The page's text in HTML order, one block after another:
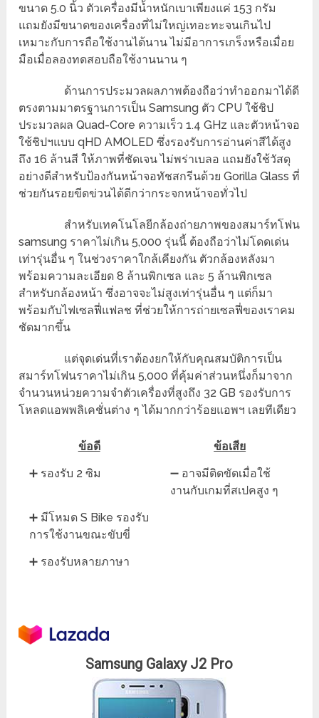
ขนาด 5.0 นิ้ว ตัวเครื่องมีน้ำหนักเบาเพียงแค่ 153 กรัม
แถมยังมีขนาดของเครื่องที่ไม่ใหญ่เทอะทะจนเกินไป
เหมาะกับการถือใช้งานได้นาน ไม่มีอาการเกร็งหรือเมื่อย
มือเมื่อลองทดสอบถือใช้งานนาน ๆ
ด้านการประมวลผลภาพต้องถือว่าทำออกมาได้ดี
ตรงตามมาตรฐานการเป็น Samsung ตัว CPU ใช้ชิป
ประมวลผล Quad-Core ความเร็ว 1.4 GHz และตัวหน้าจอ
ใช้ชิปฯแบบ qHD AMOLED ซึ่งรองรับการอ่านค่าสีได้สูง
ถึง 16 ล้านสี ให้ภาพที่ชัดเจน ไม่พร่าเบลอ แถมยังใช้วัสดุ
อย่างดีสำหรับป้องกันหน้าจอทัชสกรีนด้วย Gorilla Glass ที่
ช่วยกันรอยขีดข่วนได้ดีกว่ากระจกหน้าจอทั่วไป
สำหรับเทคโนโลยีกล้องถ่ายภาพของสมาร์ทโฟน
samsung ราคาไม่เกิน 5,000 รุ่นนี้ ต้องถือว่าไม่โดดเด่น
เท่ารุ่นอื่น ๆ ในช่วงราคาใกล้เคียงกัน ตัวกล้องหลังมา
พร้อมความละเอียด 8 ล้านพิกเซล และ 5 ล้านพิกเซล
สำหรับกล้องหน้า ซึ่งอาจจะไม่สูงเท่ารุ่นอื่น ๆ แต่ก็มา
พร้อมกับไฟเซลฟี่แฟลช ที่ช่วยให้การถ่ายเซลฟี่ของเราคม
ชัดมากขึ้น
แต่จุดเด่นที่เราต้องยกให้กับคุณสมบัติการเป็น
สมาร์ทโฟนราคาไม่เกิน 5,000 ที่คุ้มค่าส่วนหนึ่งก็มาจาก
จำนวนหน่วยความจำตัวเครื่องที่สูงถึง 32 GB รองรับการ
โหลดแอพพลิเคชั่นต่าง ๆ ได้มากกว่าร้อยแอพฯ เลยทีเดียว
ข้อดี
ข้อเสีย
➕ รองรับ 2 ซิม
➖ อาจมีติดขัดเมื่อใช้
งานกับเกมที่สเปคสูง ๆ
➕ มีโหมด S Bike รองรับ
การใช้งานขณะขับขี่
➕ รองรับหลายภาษา
Samsung Galaxy J2 Pro